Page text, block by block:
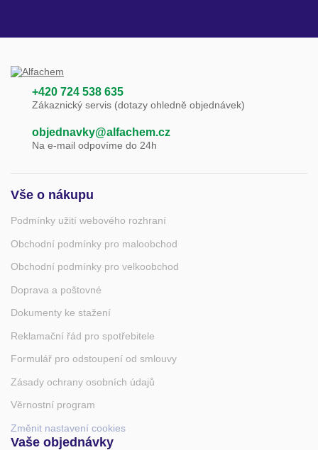
+420 724 538 635
Zákaznický servis (dotazy ohledně objednávek)
objednavky@alfachem.cz
Na e-mail odpovíme do 24h
Vše o nákupu
Podmínky užití webového rozhraní
Obchodní podmínky pro maloobchod
Obchodní podmínky pro velkoobchod
Doprava a poštovné
Dokumenty ke stažení
Reklamační řád pro spotřebitele
Formulář pro odstoupení od smlouvy
Zásady ochrany osobních údajů
Věrnostní program
Změnit nastavení cookies
Vaše objednávky